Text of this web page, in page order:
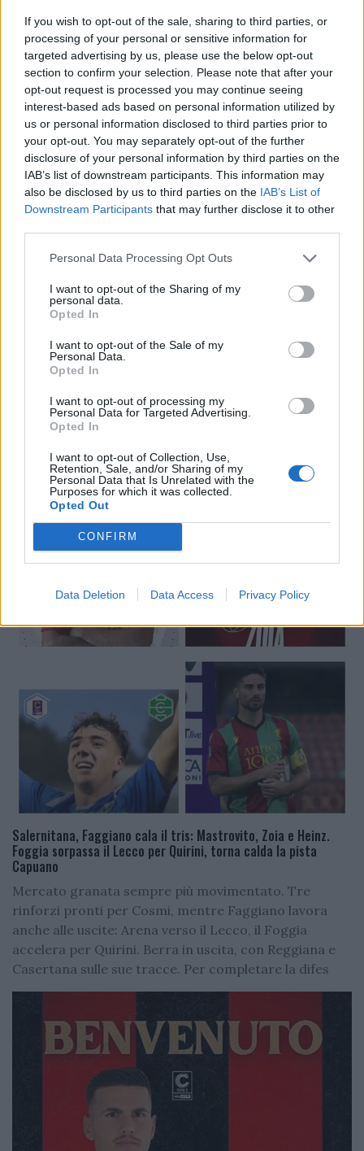
If you wish to opt-out of the sale, sharing to third parties, or
processing of your personal or sensitive information for
targeted advertising by us, please use the below opt-out
section to confirm your selection. Please note that after your
opt-out request is processed you may continue seeing
interest-based ads based on personal information utilized by
us or personal information disclosed to third parties prior to
your opt-out. You may separately opt-out of the further
disclosure of your personal information by third parties on the
IAB’s list of downstream participants. This information may
also be disclosed by us to third parties on the IAB’s List of
Downstream Participants that may further disclose it to other
Personal Data Processing Opt Outs
I want to opt-out of the Sharing of my
personal data.
Opted In
I want to opt-out of the Sale of my
Personal Data.
Opted In
I want to opt-out of processing my
Personal Data for Targeted Advertising.
Opted In
I want to opt-out of Collection, Use,
Retention, Sale, and/or Sharing of my
Personal Data that Is Unrelated with the
Purposes for which it was collected.
Opted Out
CONFIRM
Data Deletion Data Access Privacy Policy
🔥 Trending
Salernitana, Faggiano cala il tris: Mastrovito, Zoia e Heinz.
Foggia sorpassa il Lecco per Quirini, torna calda la pista
Capuano
Mercato granata sempre più movimentato. Tre
rinforzi pronti per Cosmi, mentre Faggiano lavora
anche alle uscite: Arena verso il Lecco, il Foggia
accelera per Quirini. Berra in uscita, con Reggiana e
Casertana sulle sue tracce. Per completare la difes